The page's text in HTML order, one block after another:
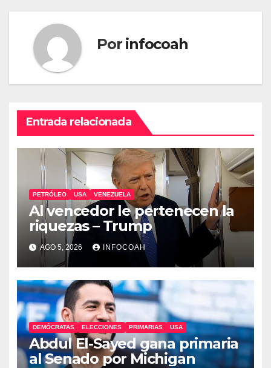
Por infocoah
Entrada relacionada
PETRÓLEO USA VENEZUELA
Al vencedor le pertenecen la
riquezas – Trump
AGO 5, 2026 INFOCOAH
DEMÓCRATAS ELECCIONES PRIMARIAS USA
Abdul El-Sayed gana primaria
al Senado por Michigan